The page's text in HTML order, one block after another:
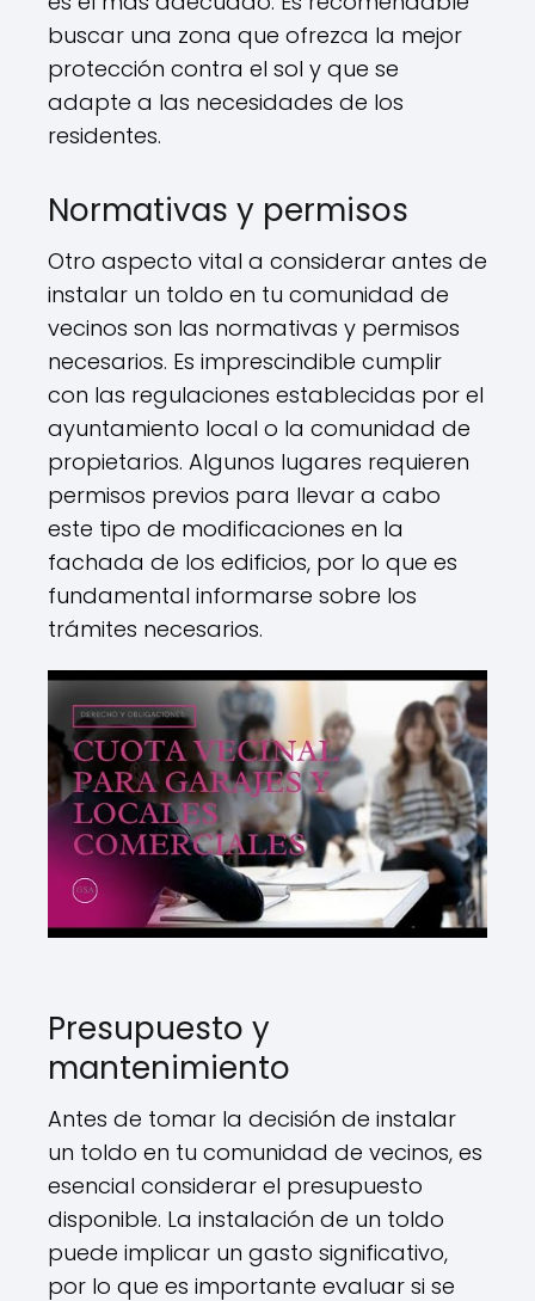
buscar una zona que ofrezca la mejor
protección contra el sol y que se
adapte a las necesidades de los
residentes.
Normativas y permisos
Otro aspecto vital a considerar antes de
instalar un toldo en tu comunidad de
vecinos son las normativas y permisos
necesarios. Es imprescindible cumplir
con las regulaciones establecidas por el
ayuntamiento local o la comunidad de
propietarios. Algunos lugares requieren
permisos previos para llevar a cabo
este tipo de modificaciones en la
fachada de los edificios, por lo que es
fundamental informarse sobre los
trámites necesarios.
Presupuesto y
mantenimiento
Antes de tomar la decisión de instalar
un toldo en tu comunidad de vecinos, es
esencial considerar el presupuesto
disponible. La instalación de un toldo
puede implicar un gasto significativo,
por lo que es importante evaluar si se